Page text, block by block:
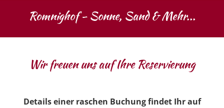
Romnighof - Sonne, Sand & Mehr...
Wir freuen uns auf Ihre Reservierung
Details einer raschen Buchung findet Ihr auf